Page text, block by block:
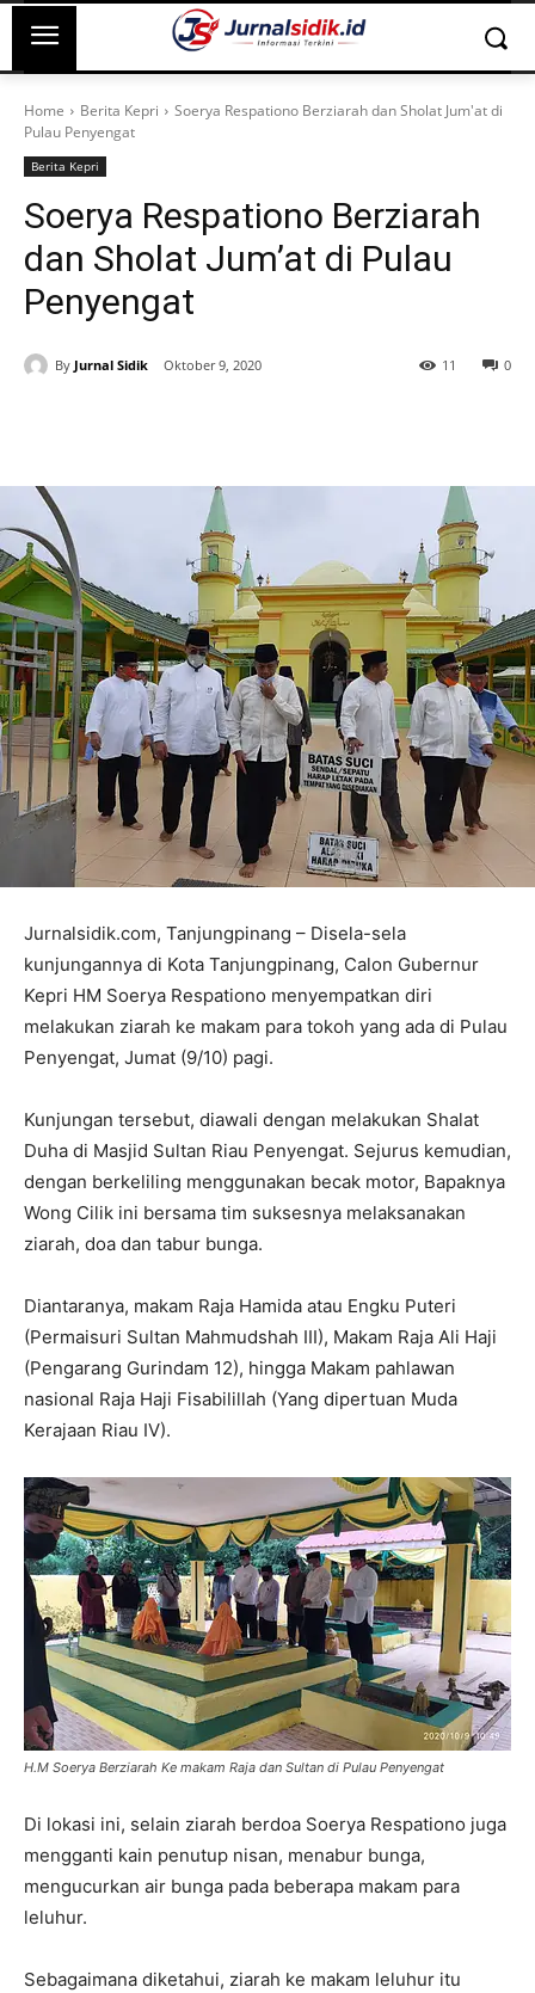
Home Berita Kepri
Soerya Respationo Berziarah dan Sholat Jum'at di
Pulau Penyengat
Berita Kepri
Soerya Respationo Berziarah
dan Sholat Jum’at di Pulau
Penyengat
By Jurnal Sidik Oktober 9, 2020 0
11
Jurnalsidik.com, Tanjungpinang – Disela-sela
kunjungannya di Kota Tanjungpinang, Calon Gubernur
Kepri HM Soerya Respationo menyempatkan diri
melakukan ziarah ke makam para tokoh yang ada di Pulau
Penyengat, Jumat (9/10) pagi.
Kunjungan tersebut, diawali dengan melakukan Shalat
Duha di Masjid Sultan Riau Penyengat. Sejurus kemudian,
dengan berkeliling menggunakan becak motor, Bapaknya
Wong Cilik ini bersama tim suksesnya melaksanakan
ziarah, doa dan tabur bunga.
Diantaranya, makam Raja Hamida atau Engku Puteri
(Permaisuri Sultan Mahmudshah III), Makam Raja Ali Haji
(Pengarang Gurindam 12), hingga Makam pahlawan
nasional Raja Haji Fisabilillah (Yang dipertuan Muda
Kerajaan Riau IV).
H.M Soerya Berziarah Ke makam Raja dan Sultan di Pulau Penyengat
Di lokasi ini, selain ziarah berdoa Soerya Respationo juga
mengganti kain penutup nisan, menabur bunga,
mengucurkan air bunga pada beberapa makam para
leluhur.
Sebagaimana diketahui, ziarah ke makam leluhur itu